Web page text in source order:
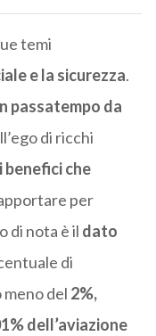
temi
e la sicurezza.
passatempo da
di ricchi
che
per
di nota è il dato
di
del 2%,
dell’aviazione